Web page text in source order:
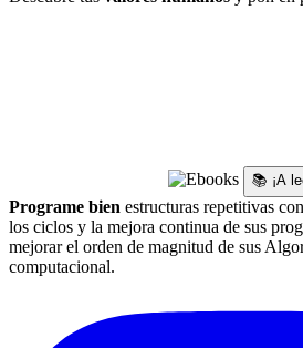
📚 ¡A
Programe bien estructuras repetitivas
los ciclos y la mejora continua de sus
mejorar el orden de magnitud de sus
computacional.